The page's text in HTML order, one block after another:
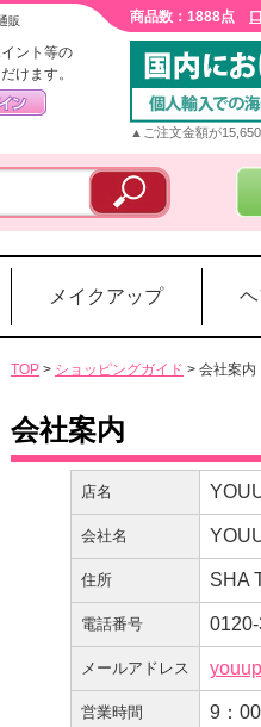
販 商品数：1888点
ント等の
けます。
▲ご注文金額が
メイクアップ
TOP > ショッピングガイド > 会社案内
会社案内
店名
会社名
住所 SHA
電話番号
メールアドレス
営業時間 9：